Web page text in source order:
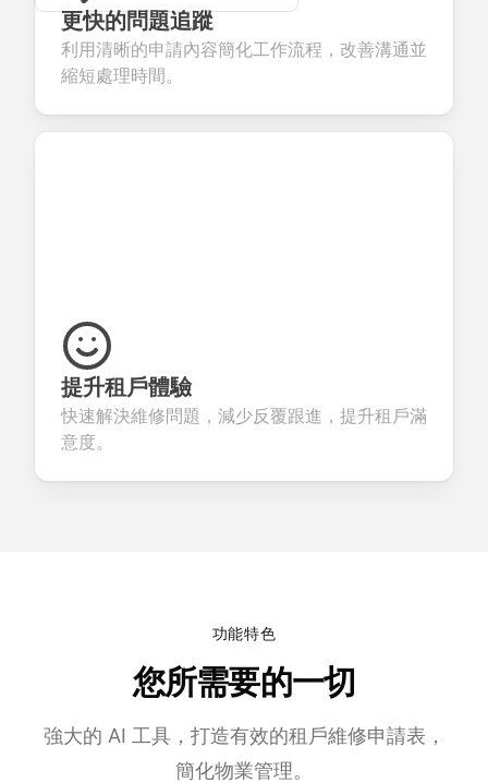
更快的問題追蹤
利用清晰的申請內容簡化工作流程，改善溝通並
縮短處理時間。
提升租戶體驗
快速解決維修問題，減少反覆跟進，提升租戶滿
意度。
功能特色
您所需要的一切
強大的 AI 工具，打造有效的租戶維修申請表，
簡化物業管理。